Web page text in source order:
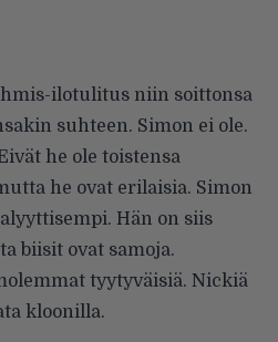
ilotulitus niin soittonsa
suhteen. Simon ei ole.
he ole toistensa
he ovat erilaisia. Simon
Hän on siis
biisit ovat samoja.
tyytyväisiä. Nickiä
kloonilla.